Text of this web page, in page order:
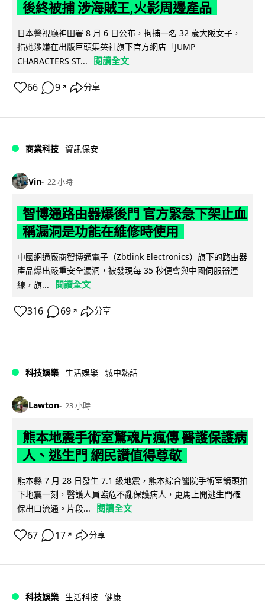
後終被捕 涉海賊王,火影周邊產品
日本警視廳神田署 8 月 6 日公布，拘捕一名 32 歲大阪女子，
指她涉嫌在出版巨頭集英社旗下官方網店「JUMP
CHARACTERS ST...
閱讀全文
66 9 ↗ 分享
商業科技 資訊保安
Vin 22 小時
智博通路由器爆後門 官方緊急下架止血
稱漏洞是功能在維修時使用
中國網通廠商智博通電子（Zbtlink Electronics）旗下的路由器
產品爆出嚴重安全漏洞，被發現每 35 秒便會與中國伺服器連
線，旗...
閱讀全文
316 69 ↗ 分享
科技娛樂 生活娛樂 城中熱話
Lawton 23 小時
熊本地震手術室驚魂片瘋傳 醫護保護病
人、逃生門 網民讚值得尊敬
熊本縣 7 月 28 日發生 7.1 級地震，熊本綜合醫院手術室鏡頭拍
下地震一刻，醫護人員臨危不亂保護病人，更馬上開逃生門確
保出口流通。片段...
閱讀全文
67 17 ↗ 分享
科技娛樂 生活科技 健康